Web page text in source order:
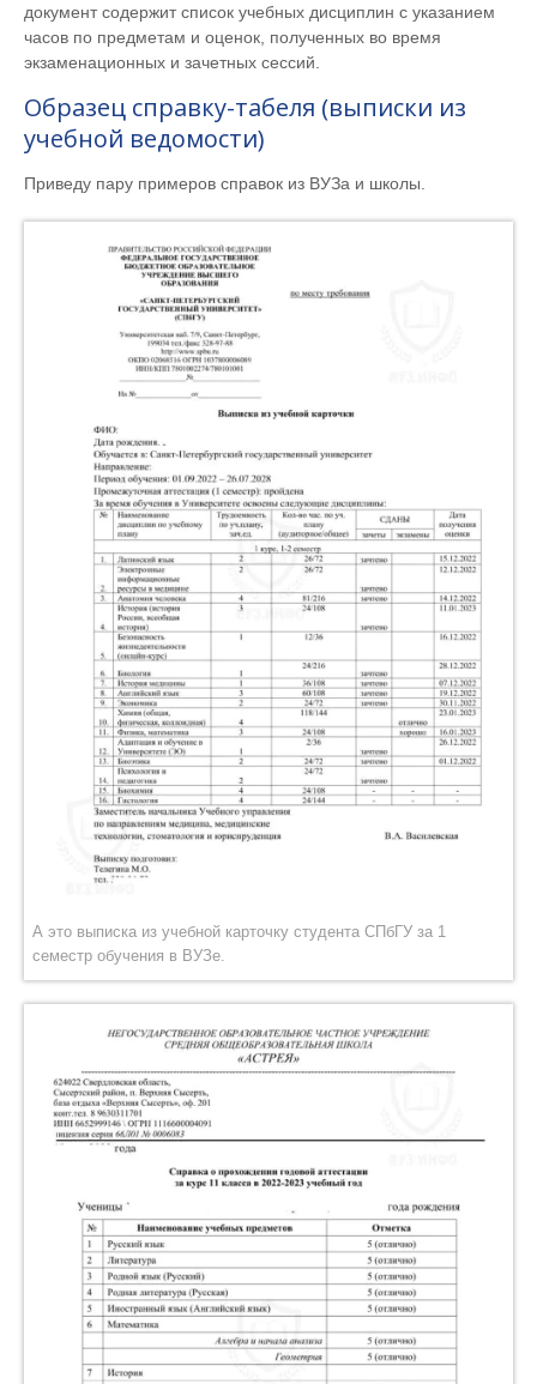
документ содержит список учебных дисциплин с указанием
часов по предметам и оценок, полученных во время
экзаменационных и зачетных сессий.
Образец справку-табеля (выписки из
учебной ведомости)
Приведу пару примеров справок из ВУЗа и школы.
А это выписка из учебной карточку студента СПбГУ за 1
семестр обучения в ВУЗе.